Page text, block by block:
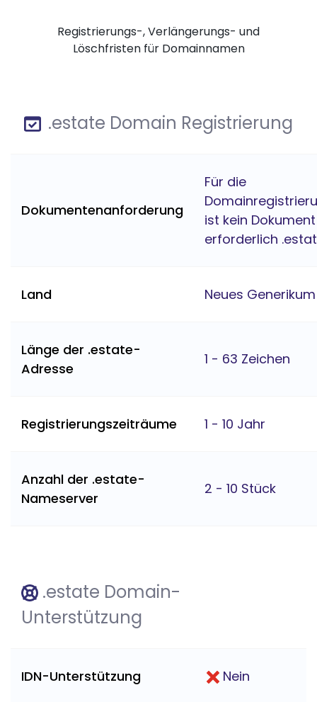
Registrierungs-, Verlängerungs- und
Löschfristen für Domainnamen
.estate Domain Registrierung
Dokumentenanforderung
Für die
ist kein Dokument
erforderlich
Land Neues Generikum
Länge der .estate-
Adresse
1 - 63 Zeichen
Registrierungszeiträume 1 - 10 Jahr
Anzahl der .estate-
Nameserver
2 - 10 Stück
.estate Domain-
Unterstützung
IDN-Unterstützung Nein